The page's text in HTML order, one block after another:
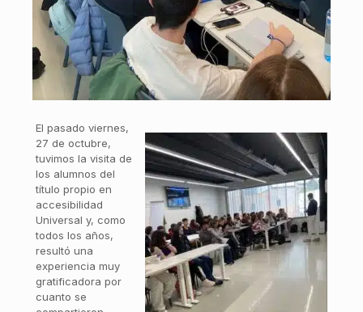
El pasado viernes,
27 de octubre,
tuvimos la visita de
los alumnos del
título propio en
accesibilidad
Universal y, como
todos los años,
resultó una
experiencia muy
gratificadora por
cuanto se